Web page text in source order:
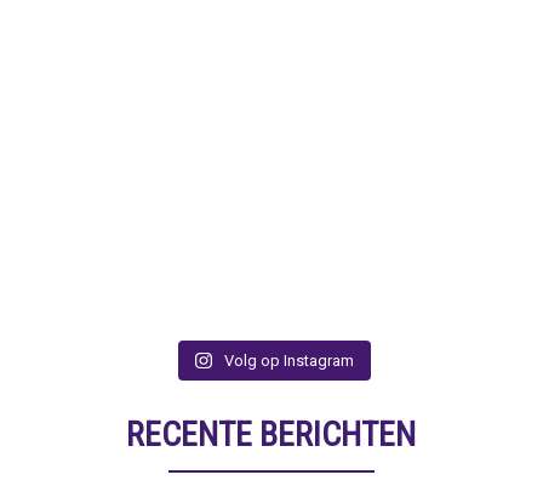
Volg op Instagram
RECENTE BERICHTEN